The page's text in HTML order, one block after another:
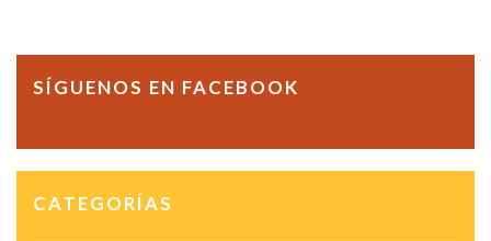
SÍGUENOS EN FACEBOOK
CATEGORÍAS